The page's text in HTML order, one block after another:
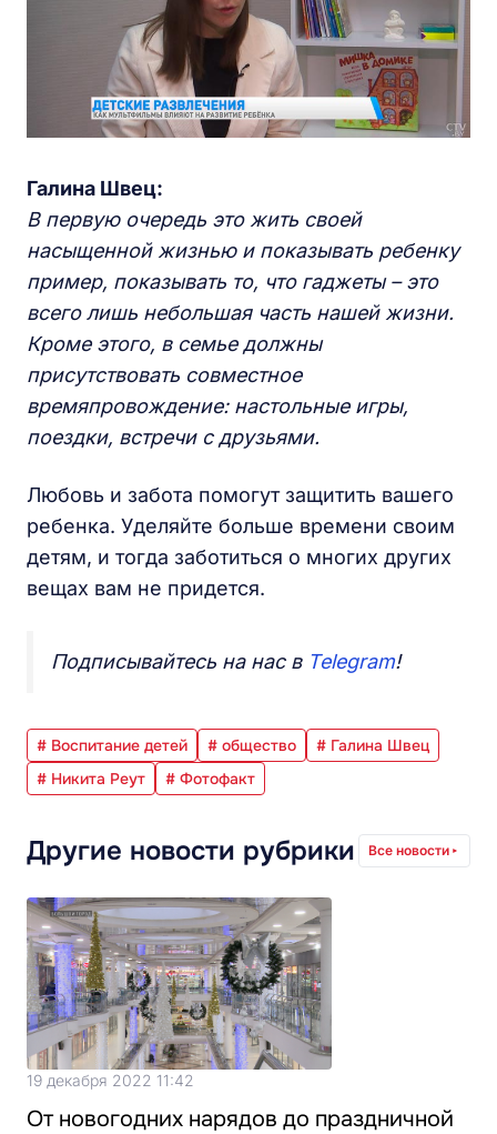
Галина Швец:
В первую очередь это жить своей
насыщенной жизнью и показывать ребенку
пример, показывать то, что гаджеты – это
всего лишь небольшая часть нашей жизни.
Кроме этого, в семье должны
присутствовать совместное
времяпровождение: настольные игры,
поездки, встречи с друзьями.
Любовь и забота помогут защитить вашего
ребенка. Уделяйте больше времени своим
детям, и тогда заботиться о многих других
вещах вам не придется.
Подписывайтесь на нас в Telegram!
# Воспитание детей # общество
# Галина Швец
# Никита Реут
# Фотофакт
Другие новости рубрики Все новости
19 декабря 2022 11:42
От новогодних нарядов до праздничной